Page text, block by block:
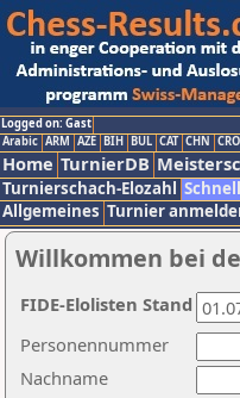
Logged on: Gast
Arabic ARM AZE BIH BUL CAT CHN CRO
Home TurnierDB
Turnierschach-Elozahl
Allgemeines Turnier
Willkommen bei
Nachname
Personennummer
FIDE-Elolisten Stand